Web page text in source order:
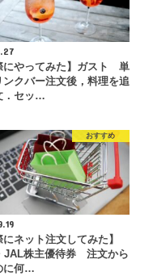
にやってみた】ガスト 単
ンクバー注文後，料理を追
．セッ…
おすすめ
にネット注文してみた】
JAL株主優待券 注文から
に何…